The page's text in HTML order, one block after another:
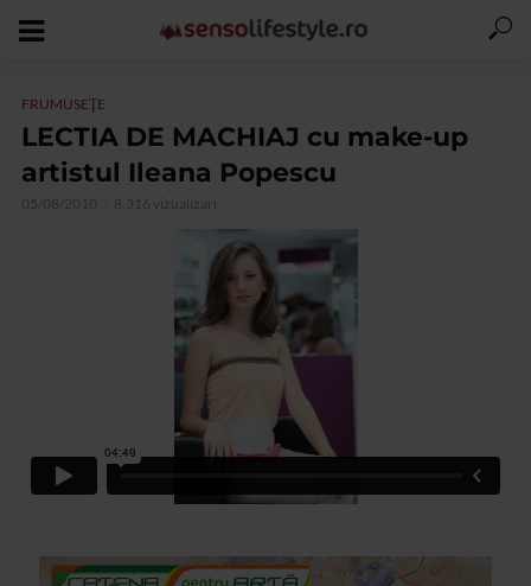
FRUMUSEŢE
LECTIA DE MACHIAJ cu make-up
artistul Ileana Popescu
05/08/2010 8.316 vizualizari